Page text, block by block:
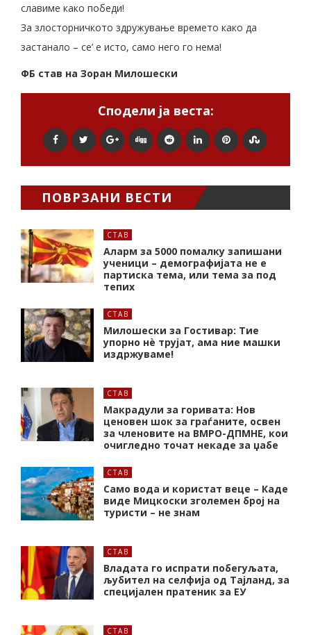
славиме како победи!
За злосторничкото здружување времето како да
застанало – се’ е исто, само него го нема!
ФБ став на Зоран Милошески
Сподели ја веста:
ПОВРЗАНИ ВЕСТИ
СТАВ
Аларм за 5000 помалку запишани
ученици – демографијата не е
партиска тема, или тема за под
тепих
СТАВ
Милошески за Гостивар: Тие
упорно нѐ трујат, ама ние машки
издржуваме!
СТАВ
Макрадули за горивата: Нов
ценовен шок за граѓаните, освен
за членовите на ВМРО-ДПМНЕ, кои
очигледно точат некаде за џабе
СТАВ
Само вода и користат веце – Каде
виде Мицкоски зголемен број на
туристи – не знам
СТАВ
Владата го испрати побегуљата,
љубител на селфија од Тајланд, за
специјален пратеник за ЕУ
СТАВ